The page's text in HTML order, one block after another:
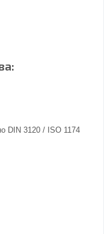
DIN 3120 / ISO 1174